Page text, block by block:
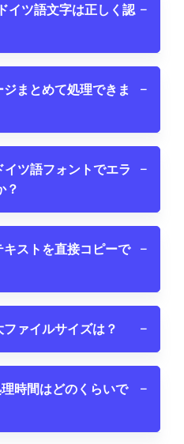
イツ語文字は正しく認 −
ジまとめて処理できま
−
ツ語フォントでエラ
？
−
ストを直接コピーで −
ァイルサイズは？ −
理時間はどのくらいで
−